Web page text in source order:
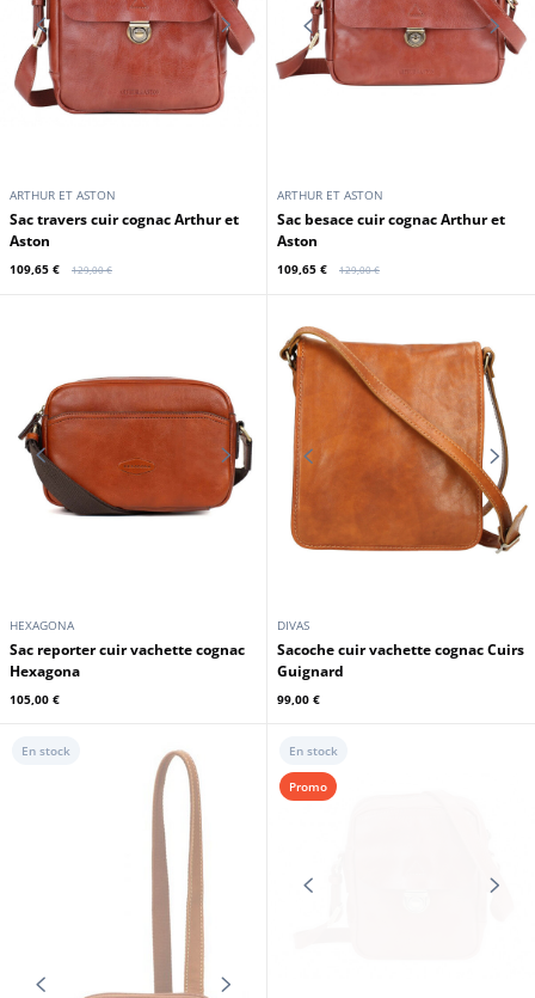
ARTHUR ET ASTON
Besace reporter cuir cognac Arthur
& Aston
DAYTONA73
Sac à dos toile + cuir homme
cognac et beige Daytona
ARTHUR ET ASTON
Sac travers cuir cognac Arthur et
ARTHUR ET ASTON
Sac besace cuir cognac Arthur et
En stock
Promo